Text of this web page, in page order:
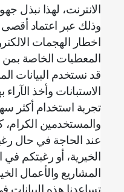
الانترنت، لهذا نبذل
وذلك عبر اعتماد أقصى
اخطار الهجمات
المعطيات الخاصة بمن
قد نستخدم البيانات
الاستبانات وأخذ
تجربة استخدام أكثر
والمستخدمين الكرام،
عند الحاجة في حال
الخيرية، أو رغبتكم في
المشاريع والأعمال
تساعدنا هذه البيانات